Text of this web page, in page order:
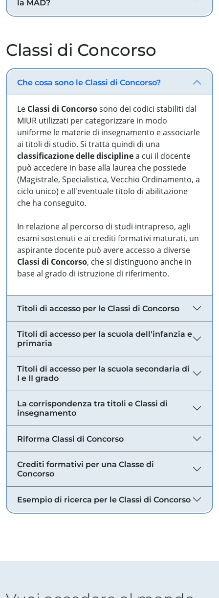
la MAD?
Classi di Concorso
Che cosa sono le Classi di Concorso?
Le Classi di Concorsosono dei codici stabiliti dal
MIUR utilizzati per categorizzare in modo
uniforme le materie di insegnamento e associarle
ai titoli di studio. Si tratta quindi di una
classificazione delle disciplinea cui il docente
può accedere in base alla laurea che possiede
(Magistrale, Specialistica, Vecchio Ordinamento, a
ciclo unico) e all'eventuale titolo di abilitazione
che ha conseguito.
In relazione al percorso di studi intrapreso, agli
esami sostenuti e ai crediti formativi maturati, un
aspirante docente può avere accesso a diverse
Classi di Concorso, che si distinguono anche in
base al grado di istruzione di riferimento.
Titoli di accesso per le Classi di Concorso
Titoli di accesso per la scuola dell'infanzia e
primaria
Titoli di accesso per la scuola secondaria di
I e II grado
La corrispondenza tra titoli e Classi di
insegnamento
Riforma Classi di Concorso
Crediti formativi per una Classe di
Concorso
Esempio di ricerca per le Classi di Concorso